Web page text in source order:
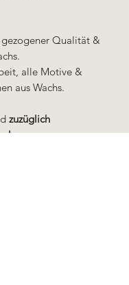
Qualität &
alle Motive &
aus Wachs.
zuzüglich